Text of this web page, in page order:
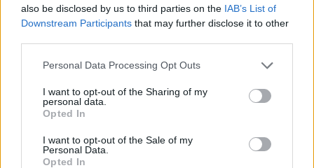
also be disclosed by us to third parties on the IAB’s List of
Downstream Participants that may further disclose it to other
Please note that this website/app uses one or more Google
not limited to your visit or usage behaviour. You may click to
grant or deny consent to Google and its third-party tags to
use your data for below specified purposes in below Google
consent section.
Personal Data Processing Opt Outs
I want to opt-out of the Sharing of my
personal data.
Opted In
I want to opt-out of the Sale of my
Personal Data.
Opted In
Kövess minket, és értesülj a friss hírekről a
Facebookon is!